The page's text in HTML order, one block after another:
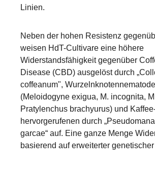
Linien.
Neben der hohen Resistenz
weisen HdT-Cultivare eine höhere
Widerstandsfähigkeit gegenüber
Disease (CBD) ausgelöst durch
coffeanum",
(Meloidogyne exigua, M. incognita,
Pratylenchus brachyurus) und
hervorgerufenen durch
garcae“ auf. Eine ganze Menge
basierend auf erweiterter